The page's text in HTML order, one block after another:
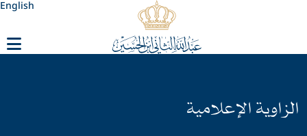
English
الزاوية الإعلامية